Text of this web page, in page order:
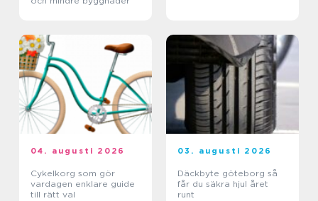
04. augusti 2026
Cykelkorg som gör
vardagen enklare guide
till rätt val
03. augusti 2026
Däckbyte göteborg så
får du säkra hjul året
runt